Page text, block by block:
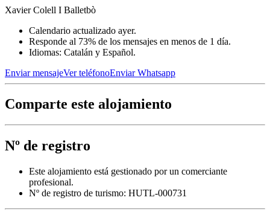
Xavier Colell I Balletbò
Calendario actualizado ayer.
Responde al 73% de los mensajes en menos de 1 día.
Idiomas: Catalán y Español.
Enviar mensajeVer teléfonoEnviar Whatsapp
Comparte este alojamiento
Nº de registro
Este alojamiento está gestionado por un comerciante
profesional.
Nº de registro de turismo: HUTL-000731